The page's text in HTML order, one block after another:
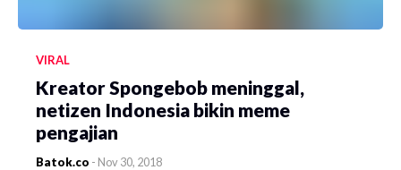
VIRAL
Kreator Spongebob meninggal,
netizen Indonesia bikin meme
pengajian
Batok.co - Nov 30, 2018